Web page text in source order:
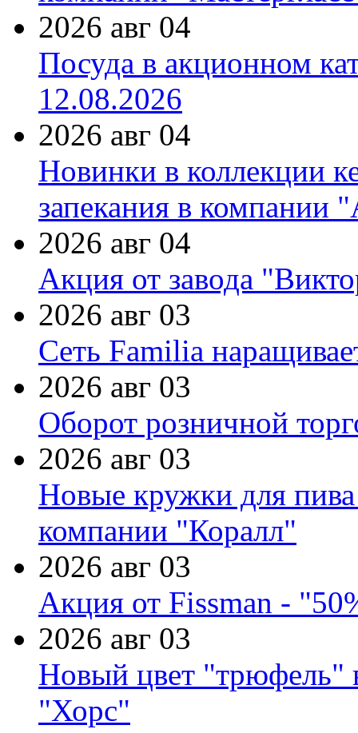
2026 авг 04
Посуда в акционном
12.08.2026
2026 авг 04
Новинки в коллекции
запекания в компании
2026 авг 04
Акция от завода
2026 авг 03
Сеть Familia
2026 авг 03
Оборот розничной
2026 авг 03
Новые кружки для
компании "Коралл"
2026 авг 03
Акция от Fissman -
2026 авг 03
Новый цвет "трюфель"
"Хорс"